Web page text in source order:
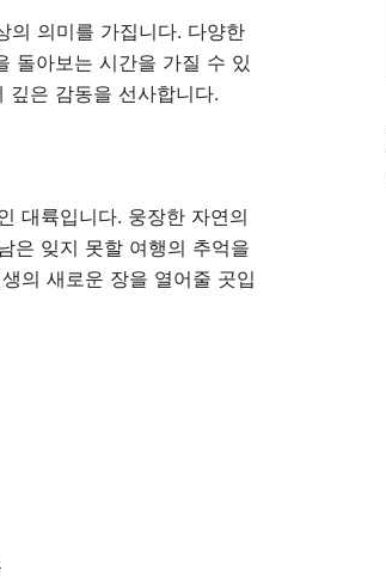
의 의미를 가집니다. 다양한
돌아보는 시간을 가질 수 있
깊은 감동을 선사합니다.
대륙입니다. 웅장한 자연의
은 잊지 못할 여행의 추억을
의 새로운 장을 열어줄 곳입